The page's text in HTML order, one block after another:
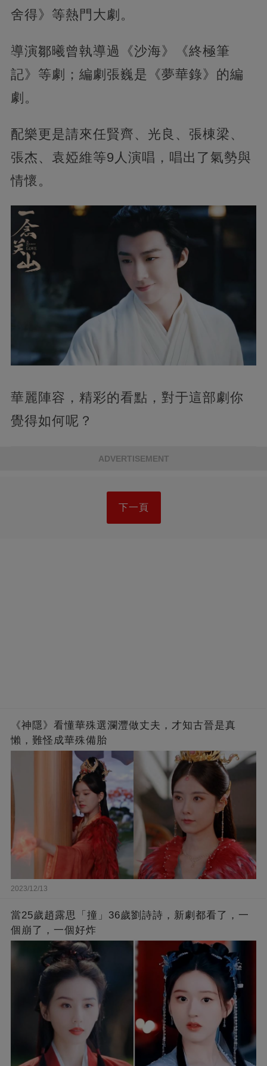
舍得》等熱門大劇。
導演鄒曦曾執導過《沙海》《終極筆
記》等劇；編劇張巍是《夢華錄》的編
劇。
配樂更是請來任賢齊、光良、張棟梁、
張杰、袁婭維等9人演唱，唱出了氣勢與
情懷。
華麗陣容，精彩的看點，對于這部劇你
覺得如何呢？
ADVERTISEMENT
下一頁
《神隱》看懂華殊選瀾灃做丈夫，才知古晉是真
懶，難怪成華殊備胎
2023/12/13
當25歲趙露思「撞」36歲劉詩詩，新劇都看了，一
個崩了，一個好炸